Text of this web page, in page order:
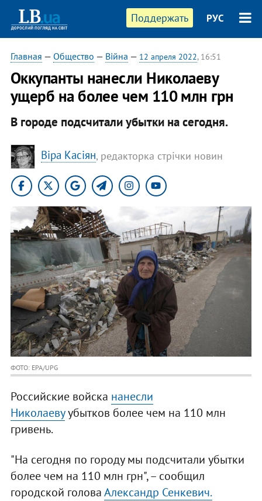
Поддержать РУС
Главная — Общество — Війна — 12 апреля 2022, 16:51
Оккупанты нанесли Николаеву
ущерб на более чем 110 млн грн
В городе подсчитали убытки на сегодня.
Віра Касіян, редакторка стрічки новин
ФОТО: EPA/UPG
Российские войска нанесли
Николаевуубытков более чем на 110 млн
гривень.
"На сегодня по городу мы подсчитали убытки
более чем на 110 млн грн", – сообщил
городской головаАлександр Сенкевич.